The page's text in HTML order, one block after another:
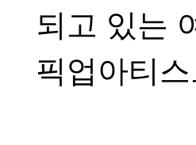
되고 있는
픽업아티